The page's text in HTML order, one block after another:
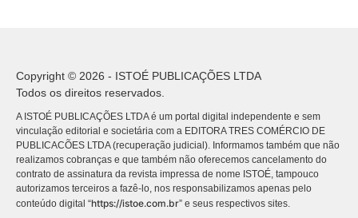
Copyright © 2026 - ISTOÉ PUBLICAÇÕES LTDA
Todos os direitos reservados.
A ISTOÉ PUBLICAÇÕES LTDA é um portal digital independente e sem
vinculação editorial e societária com a EDITORA TRES COMÉRCIO DE
PUBLICACÕES LTDA (recuperação judicial). Informamos também que não
realizamos cobranças e que também não oferecemos cancelamento do
contrato de assinatura da revista impressa de nome ISTOÉ, tampouco
autorizamos terceiros a fazê-lo, nos responsabilizamos apenas pelo
conteúdo digital “https://istoe.com.br” e seus respectivos sites.